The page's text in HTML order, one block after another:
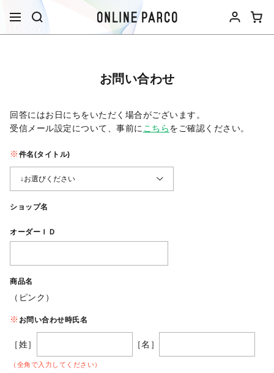
お問い合わせ
回答にはお日にちをいただく場合がございます。
受信メール設定について、事前に こちらをご確認ください。​
件名(タイトル)
ショップ名
オーダーＩＤ
商品名
（ピンク）
お問い合わせ時氏名
［姓］ ［名］
（全角で入力してください）